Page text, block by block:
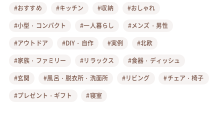
#おすすめ #キッチン #収納
#おしゃれ
#小型・コンパクト
#一人暮らし
#メンズ・男性
#アウトドア
#DIY・自作 #実例
#北欧
#家族・ファミリー
#リラックス
#食器・ディッシュ
#玄関
#風呂・脱衣所・洗面所 #リビング
#チェア・椅子
#プレゼント・ギフト
#寝室